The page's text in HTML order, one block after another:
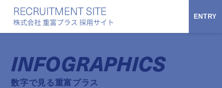
ENTRY
INFOGRAPHICS
数字で見る重富プラス